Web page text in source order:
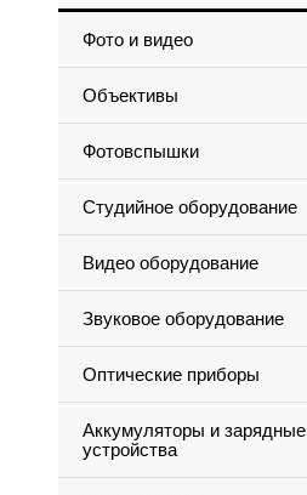
Фото и видео
Объективы
Фотовспышки
Студийное оборудование
Видео оборудование
Звуковое оборудование
Оптические приборы
Аккумуляторы и зарядные
устройства